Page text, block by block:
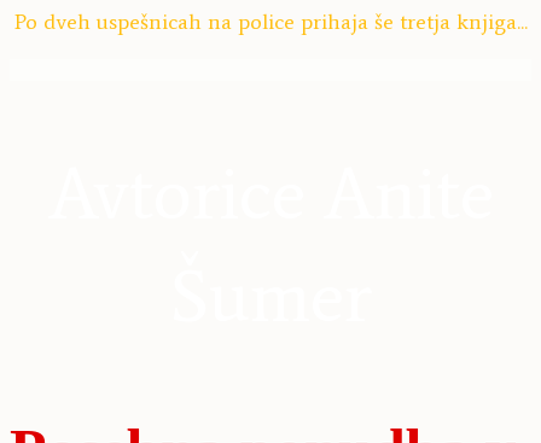
Po dveh uspešnicah na police prihaja še tretja knjiga...